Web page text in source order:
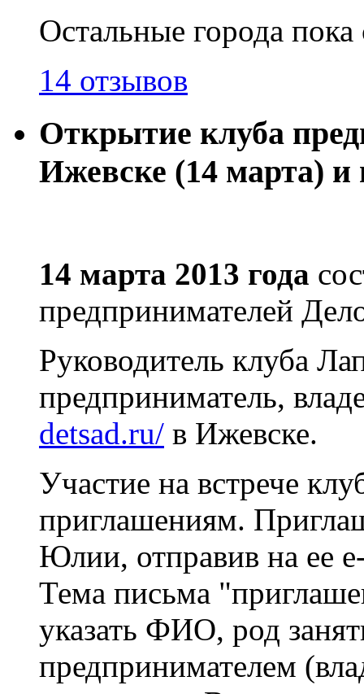
Остальные города
14 отзывов
Открытие клуба
Ижевске (14 марта) и
14 марта 2013 года
предпринимателей
Руководитель клуба
предприниматель,
detsad.ru/ в Ижевске.
Участие на встрече
приглашениям.
Юлии, отправив на ее
Тема письма
указать ФИО, род
предпринимателем